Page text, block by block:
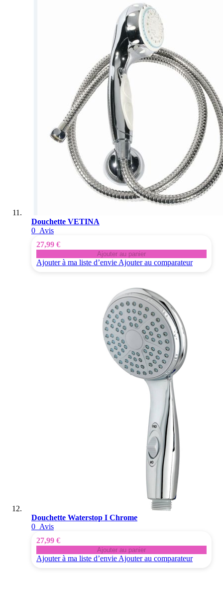
Douchette VETINA
0 Avis
27,99 €
Ajouter au panier
Ajouter à ma liste d’envie Ajouter au comparateur
Douchette Waterstop I Chrome
0 Avis
27,99 €
Ajouter au panier
Ajouter à ma liste d’envie Ajouter au comparateur